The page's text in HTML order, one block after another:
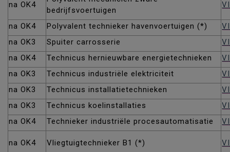
na OK4
bedrijfsvoertuigen
na OK4 Polyvalent technieker havenvoertuigen (*)
na OK3
Spuiter carrosserie
na OK4
Technicus hernieuwbare energietechnieken
na OK3
Technicus industriële elektriciteit
na OK3
Technicus installatietechnieken
na OK3
Technicus koelinstallaties
na OK4
Technieker industriële procesautomatisatie
na OK4 Vliegtuigtechnieker B1 (*)